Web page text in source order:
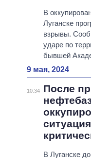
В
Луганске
взрывы.
ударе по
бывшей
9 мая, 2024
10:34
После
В Луганске